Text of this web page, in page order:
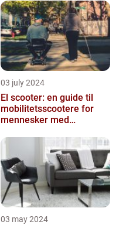
03 july 2024
El scooter: en guide til
mobilitetsscootere for
mennesker med
03 may 2024